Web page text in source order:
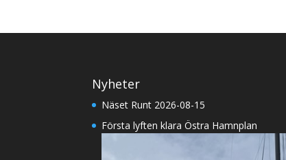
Nyheter
Näset Runt 2026-08-15
Första lyften klara Östra Hamnplan